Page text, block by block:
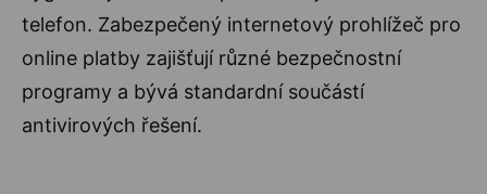
telefon. Zabezpečený internetový prohlížeč pro
online platby zajišťují různé bezpečnostní
programy a bývá standardní součástí
antivirových řešení.